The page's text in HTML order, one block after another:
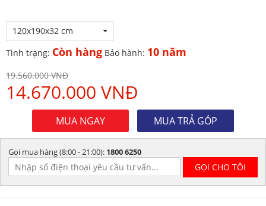
120x190x32 cm
Tình trạng: Còn hàng Bảo hành: 10 năm
19.560.000 VNĐ
14.670.000 VNĐ
MUA NGAY MUA TRẢ GÓP
Gọi mua hàng (8:00 - 21:00): 1800 6250